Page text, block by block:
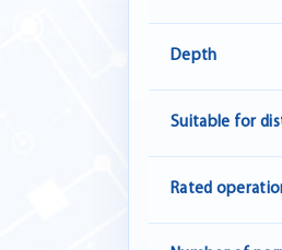
Depth
Suitable for
Rated